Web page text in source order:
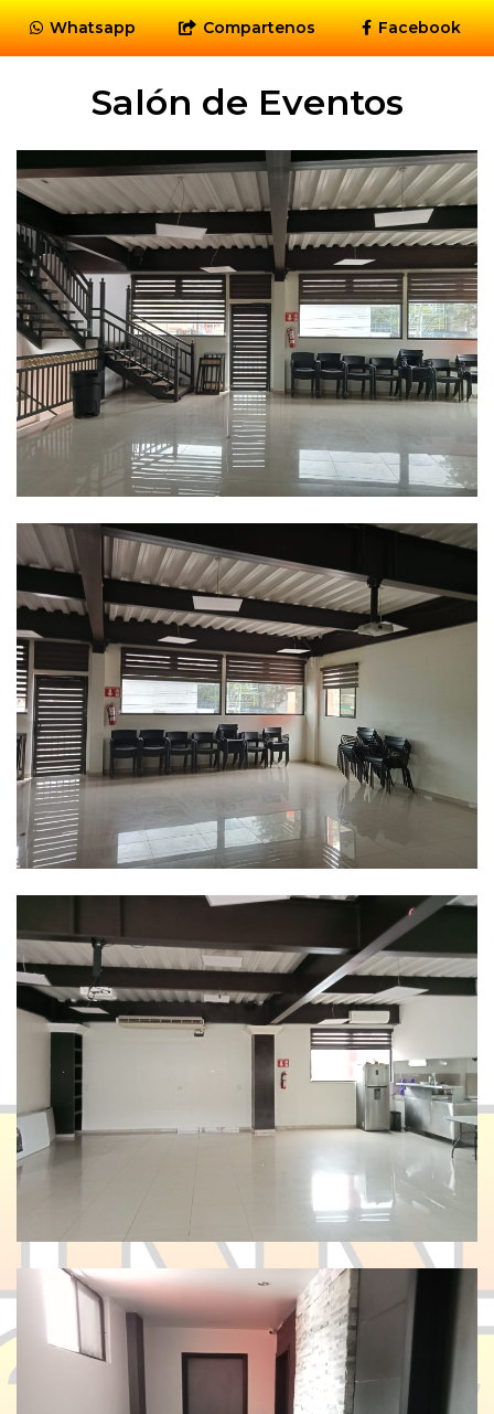
Whatsapp Compartenos Facebook
Salón de Eventos